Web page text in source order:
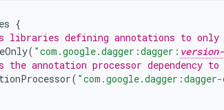
{
libraries defining annotations to only
( "com.google.dagger:dagger: version-
the annotation processor dependency
(